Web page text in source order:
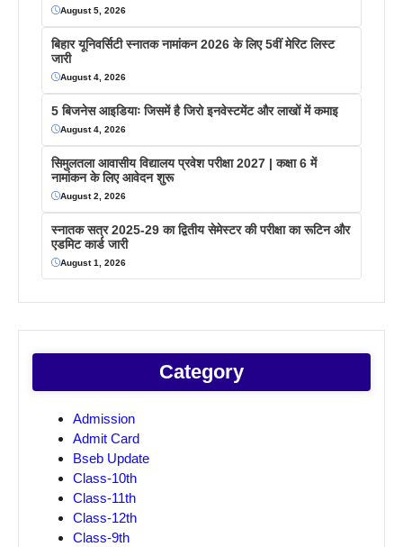
August 5, 2026
बिहार यूनिवर्सिटी स्नातक नामांकन 2026 के लिए 5वीं मेरिट लिस्ट
जारी
August 4, 2026
5 बिजनेस आइडियाः जिसमें है जिरो इनवेस्टमेंट और लाखों में कमाइ
August 4, 2026
सिमुलतला आवासीय विद्यालय प्रवेश परीक्षा 2027 | कक्षा 6 में
नामांकन के लिए आवेदन शुरू
August 2, 2026
स्नातक सत्र 2025-29 का द्वितीय सेमेस्टर की परीक्षा का रूटिन और
एडमिट कार्ड जारी
August 1, 2026
Category
Admission
Admit Card
Bseb Update
Class-10th
Class-11th
Class-12th
Class-9th